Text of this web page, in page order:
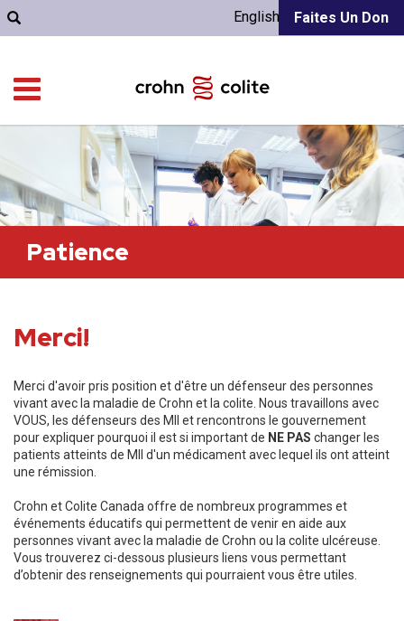
Faites Un Don
English
Patience
Merci!
Merci d'avoir pris position et d'être un défenseur des personnes
vivant avec la maladie de Crohn et la colite. Nous travaillons avec
VOUS, les défenseurs des MII et rencontrons le gouvernement
pour expliquer pourquoi il est si important de NE PAS changer les
patients atteints de MII d'un médicament avec lequel ils ont atteint
une rémission.
Crohn et Colite Canada offre de nombreux programmes et
événements éducatifs qui permettent de venir en aide aux
personnes vivant avec la maladie de Crohn ou la colite ulcéreuse.
Vous trouverez ci-dessous plusieurs liens vous permettant
d’obtenir des renseignements qui pourraient vous être utiles.